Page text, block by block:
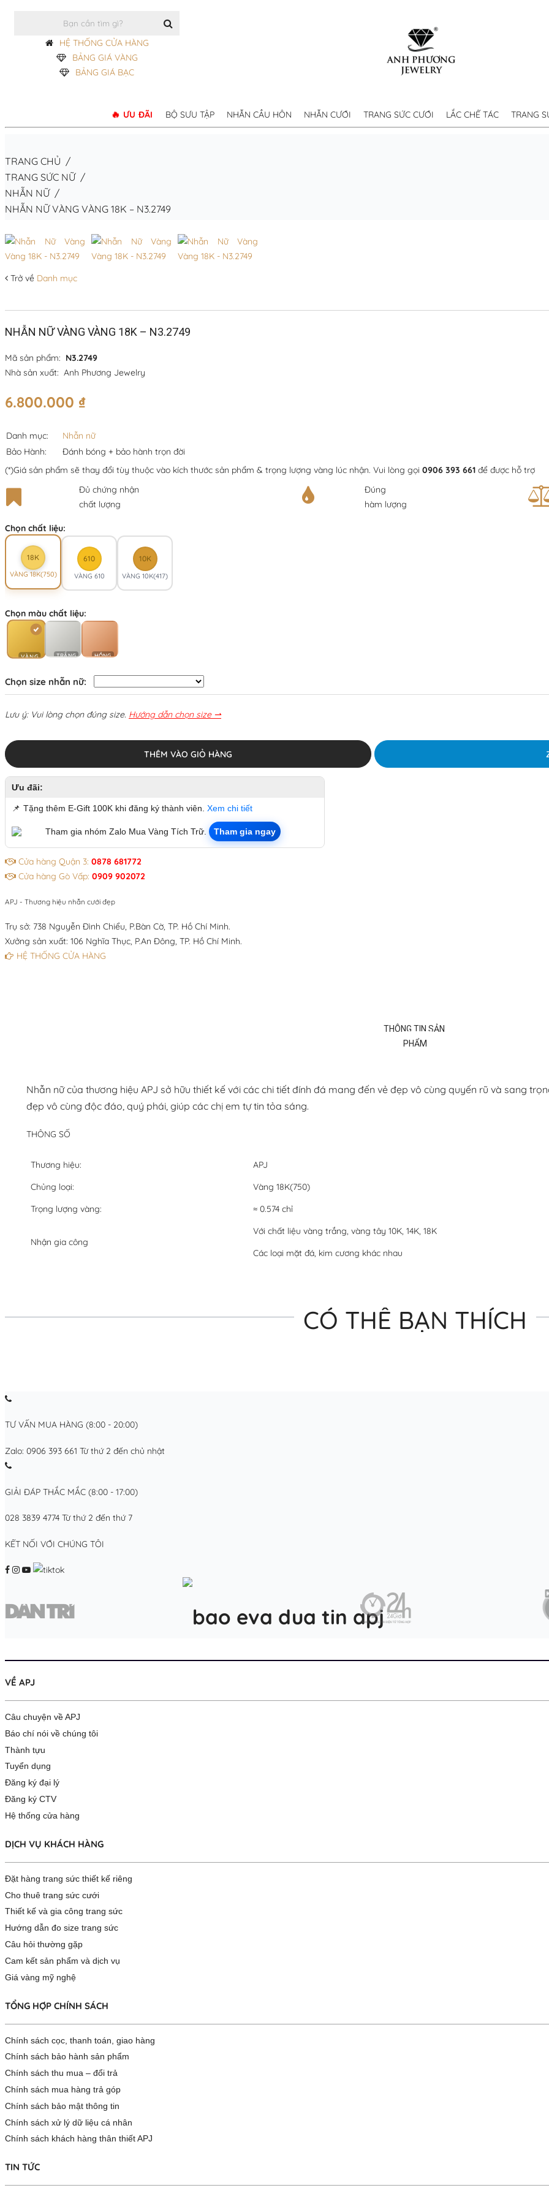
HỆ THỐNG CỬA HÀNG
BẢNG GIÁ VÀNG
BẢNG GIÁ BẠC
ƯU ĐÃI BỘ SƯU TẬP NHẪN CẦU HÔN NHẪN CƯỚI TRANG SỨC CƯỚI LẮC CHẾ TÁC TRANG
TRANG CHỦ /
TRANG SỨC NỮ/
NHẪN NỮ/
NHẪN NỮ VÀNG VÀNG 18K – N3.2749
Trở về Danh mục
NHẪN NỮ VÀNG VÀNG 18K – N3.2749
Mã sản phẩm: N3.2749
Nhà sản xuất: Anh Phương Jewelry
6.800.000 ₫
Danh mục:
Nhẫn nữ
Bảo Hành:
Đánh bóng + bảo hành trọn đời
(*)Giá sản phẩm sẽ thay đổi tùy thuộc vào kích thước sản phẩm & trọng lượng vàng lúc nhận. Vui lòng gọi 0906 393 661 để được hỗ trợ
Đủ chứng nhận
chất lượng
Đúng
hàm lượng
Chọn chất liệu:
18K
VÀNG 18K(750)
610
VÀNG 610
10K
VÀNG 10K(417)
Chọn màu chất liệu:
VÀNG TRẮNG HỒNG
Chọn size nhẫn nữ:
Lưu ý: Vui lòng chọn đúng size. Hướng dẫn chọn size ⇀
THÊM VÀO GIỎ HÀNG
Ưu đãi:
📌 Tặng thêm E-Gift 100K khi đăng ký thành viên. Xem chi tiết
Tham gia nhóm Zalo Mua Vàng Tích Trữ. Tham gia ngay
Cửa hàng Quận 3: 0878 681772
Cửa hàng Gò Vấp: 0909 902072
APJ - Thương hiệu nhẫn cưới đẹp
Trụ sở: 738 Nguyễn Đình Chiểu, P.Bàn Cờ, TP. Hồ Chí Minh.
Xưởng sản xuất: 106 Nghĩa Thục, P.An Đông, TP. Hồ Chí Minh.
HỆ THỐNG CỬA HÀNG
THÔNG TIN SẢN
PHẨM
Nhẫn nữ của thương hiệu APJ sở hữu thiết kế với các chi tiết đính đá mang đến vẻ đẹp vô cùng quyến rũ và sang
đẹp vô cùng độc đáo, quý phái, giúp các chị em tự tin tỏa sáng.
THÔNG SỐ
Thương hiệu:
APJ
Chủng loại:
Vàng 18K(750)
Trọng lượng vàng:
≈ 0.574 chỉ
Nhận gia công
Với chất liệu vàng trắng, vàng tây 10K, 14K, 18K
Các loại mặt đá, kim cương khác nhau
CÓ THỂ BẠN THÍCH
TƯ VẤN MUA HÀNG (8:00 - 20:00)
Zalo: 0906 393 661 Từ thứ 2 đến chủ nhật
GIẢI ĐÁP THẮC MẮC (8:00 - 17:00)
028 3839 4774 Từ thứ 2 đến thứ 7
KẾT NỐI VỚI CHÚNG TÔI
VỀ APJ
Câu chuyện về APJ
Báo chí nói về chúng tôi
Thành tựu
Tuyển dụng
Đăng ký đại lý
Đăng ký CTV
Hệ thống cửa hàng
DỊCH VỤ KHÁCH HÀNG
Đặt hàng trang sức thiết kế riêng
Cho thuê trang sức cưới
Thiết kế và gia công trang sức
Hướng dẫn đo size trang sức
Câu hỏi thường gặp
Cam kết sản phẩm và dịch vụ
Giá vàng mỹ nghệ
TỔNG HỢP CHÍNH SÁCH
Chính sách cọc, thanh toán, giao hàng
Chính sách bảo hành sản phẩm
Chính sách thu mua – đổi trả
Chính sách mua hàng trả góp
Chính sách bảo mật thông tin
Chính sách xử lý dữ liệu cá nhân
Chính sách khách hàng thân thiết APJ
TIN TỨC